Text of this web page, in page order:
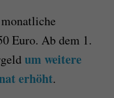
Euro. Ab dem 1.
um weitere
erhöht.